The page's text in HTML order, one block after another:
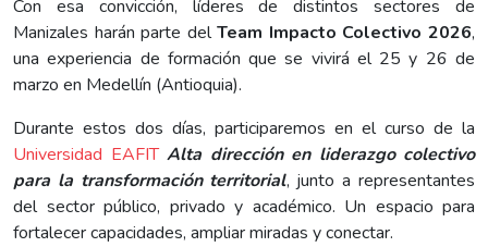
Con esa convicción, líderes de distintos sectores de
Manizales harán parte delTeam Impacto Colectivo 2026,
una experiencia de formación que se vivirá el 25 y 26 de
marzo en Medellín (Antioquia).
Durante estos dos días, participaremos en el curso de la
Universidad EAFIT Alta dirección en liderazgo colectivo
para la transformación territorial, junto a representantes
del sector público, privado y académico. Un espacio para
fortalecer capacidades, ampliar miradas y conectar.